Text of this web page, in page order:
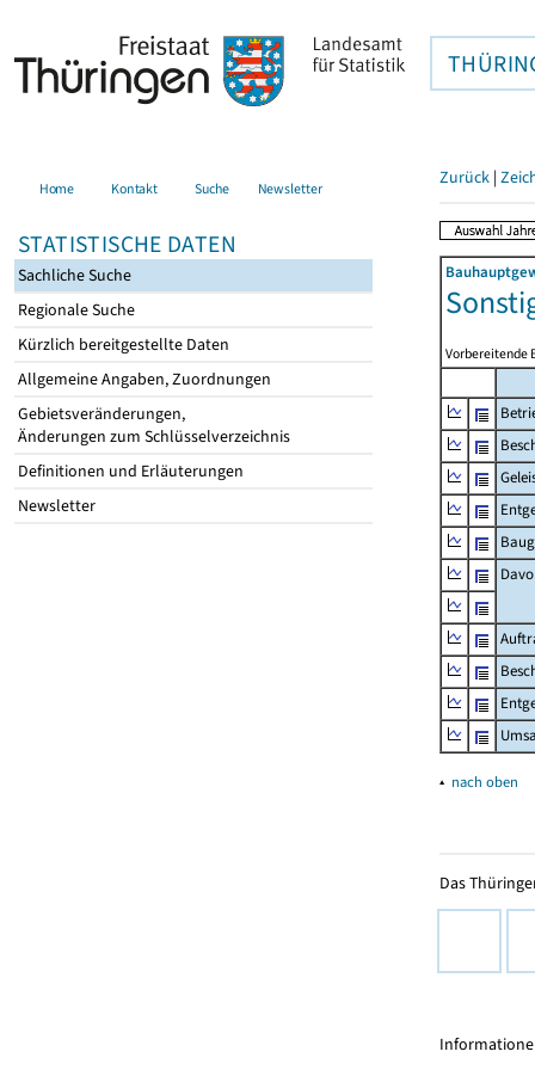
Home Kontakt Suche Newsletter
STATISTISCHE DATEN
Sachliche Suche
Regionale Suche
Kürzlich bereitgestellte Daten
Allgemeine Angaben, Zuordnungen
Gebietsveränderungen,
Änderungen zum Schlüsselverzeichnis
Definitionen und Erläuterungen
Newsletter
Zurück |
Vorbereitende
▴ nach oben
Das